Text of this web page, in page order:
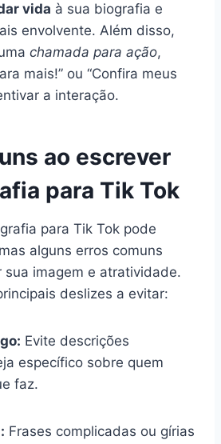
vida à sua biografia e
envolvente. Além disso,
chamada para ação,
mais!” ou “Confira meus
a interação.
ao escrever
para Tik Tok
para Tik Tok pode
alguns erros comuns
sua imagem e atratividade.
deslizes a evitar:
Evite descrições
específico sobre quem
faz.
Frases complicadas ou gírias